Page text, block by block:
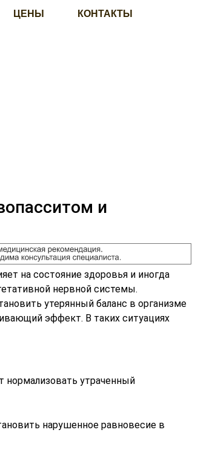
ЦЕНЫ КОНТАКТЫ
и
на состояние здоровья и иногда
нервной системы.
утерянный баланс в организме
эффект. В таких ситуациях
нарушенное равновесие в